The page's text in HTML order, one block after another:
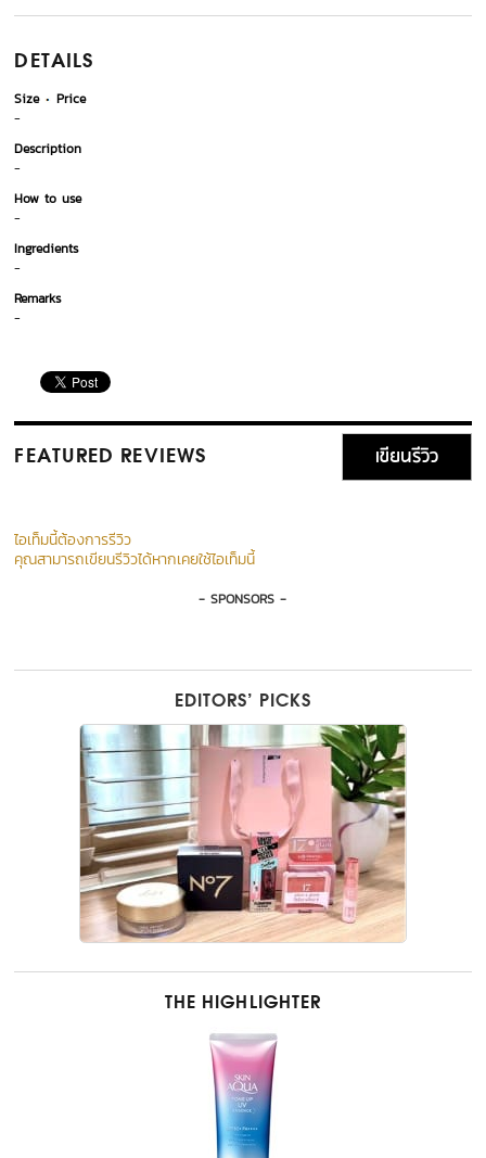
DETAILS
Size
Price
-
Description
-
How to use
-
Ingredients
-
Remarks
-
FEATURED REVIEWS เขียนรีวิว
ไอเท็มนี้ต้องการรีวิว
คุณสามารถเขียนรีวิวได้หากเคยใช้ไอเท็มนี้
- SPONSORS -
EDITORS’ PICKS
THE HIGHLIGHTER